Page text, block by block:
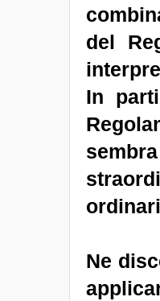
del
In
Ne